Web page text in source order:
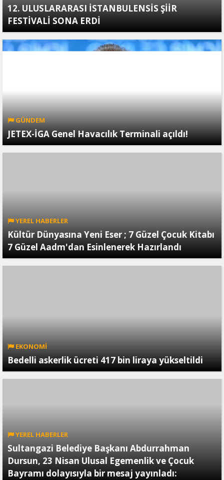
12. ULUSLARARASI İSTANBULENSİS ŞİİR
FESTİVALİ SONA ERDİ
GÜNDEM
JETEX-İGA Genel Havacılık Terminali açıldı!
YEREL HABERLER
Kültür Dünyasına Yeni Eser ; 7 Güzel Çocuk Kitabı
7 Güzel Aadm'dan Esinlenerek Hazırlandı
EKONOMİ
Bedelli askerlik ücreti 417 bin liraya yükseltildi
YEREL HABERLER
Sultangazi Belediye Başkanı Abdurrahman
Dursun, 23 Nisan Ulusal Egemenlik ve Çocuk
Bayramı dolayısıyla bir mesaj yayınladı: